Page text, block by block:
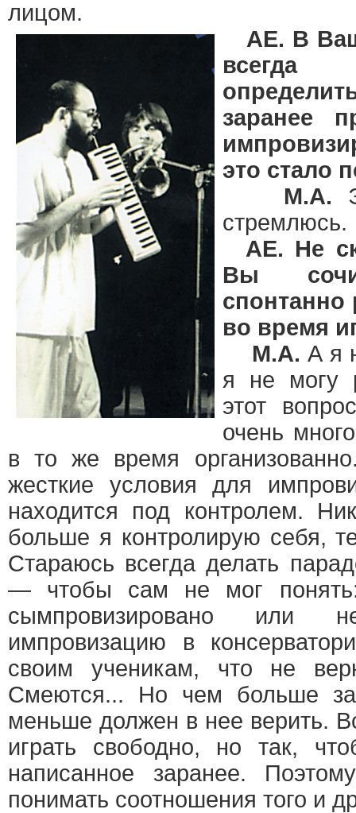
лицом.
AE. В
заранее
это стало
М.А.
стремлюсь.
AE. Не
Вы
спонтанно
во время
М.А. А я
я не могу
этот
очень
в то же время
жесткие условия для
находится под контролем.
больше я контролирую себя,
Стараюсь всегда делать
— чтобы сам не мог
сымпровизировано или
импровизацию в
своим ученикам, что не
Смеются... Но чем больше
меньше должен в нее верить.
играть свободно, но так,
написанное заранее.
понимать соотношения того и